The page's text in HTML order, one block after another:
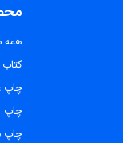
همه
چاپ